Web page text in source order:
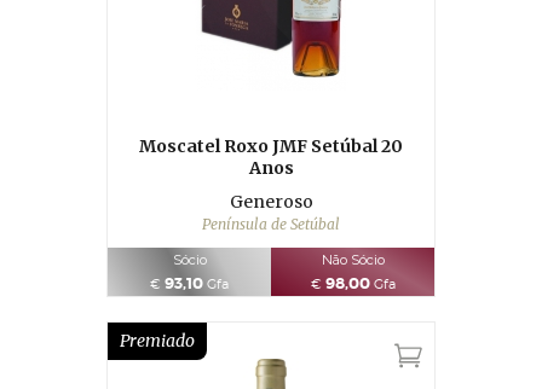
Moscatel Roxo JMF Setúbal 20
Anos
Generoso
Península de Setúbal
Sócio
€ 93,10 Gfa
Não Sócio
€ 98,00 Gfa
Premiado